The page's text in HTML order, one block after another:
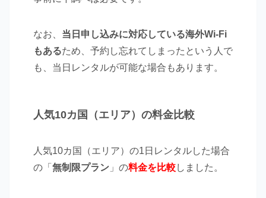
なお、 当日申し込みに対応している海外Wi-Fi
もあるため、予約し忘れてしまったという人で
も、当日レンタルが可能な場合もあります。
人気10カ国（エリア）の料金比較
人気10カ国（エリア）の1日レンタルした場合
の「 無制限プラン 」の料金を比較しました。